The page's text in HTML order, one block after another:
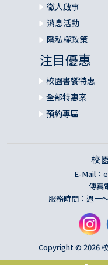
徵人啟事
消息活動
隱私權政策
注目優惠
校園書饗特惠
全部特惠案
預約專區
校
E-Mail：
傳真
服務時間：週一
Copyright © 2026